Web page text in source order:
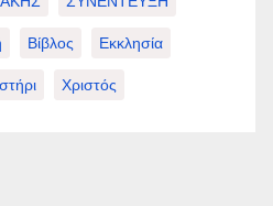
Βίβλος Εκκλησία
Χριστός